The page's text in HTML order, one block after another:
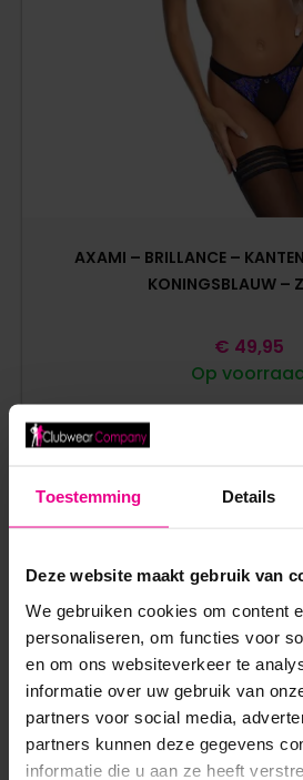
Toestemming Details
Deze website maakt gebruik van
We gebruiken cookies om content
personaliseren, om functies voor
en om ons websiteverkeer te
informatie over uw gebruik van
partners voor social media,
partners kunnen deze gegevens
informatie die u aan ze heeft
AXAMI – BRILLANCE –
KONINGSBLAUW –
Op
€ 49,95
ANDERE MENSEN